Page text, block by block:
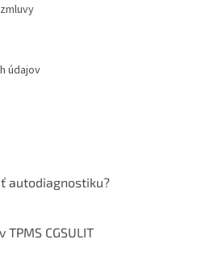
údajov
autodiagnostiku?
CGSULIT